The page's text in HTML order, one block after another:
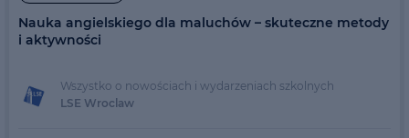
Nauka angielskiego dla maluchów – skuteczne metody
i aktywności
Wszystko o nowościach i wydarzeniach szkolnych
LSE Wroclaw